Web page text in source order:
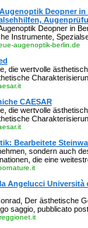
Deopner
Deopner in
Instrumente,
augenoptik-berlin.de
die wertvolle
CAESAR
die wertvolle
Bearbeitete
sondern auch
die eine
Angelucci Università
Der ästhetische
saggio, pubblicato